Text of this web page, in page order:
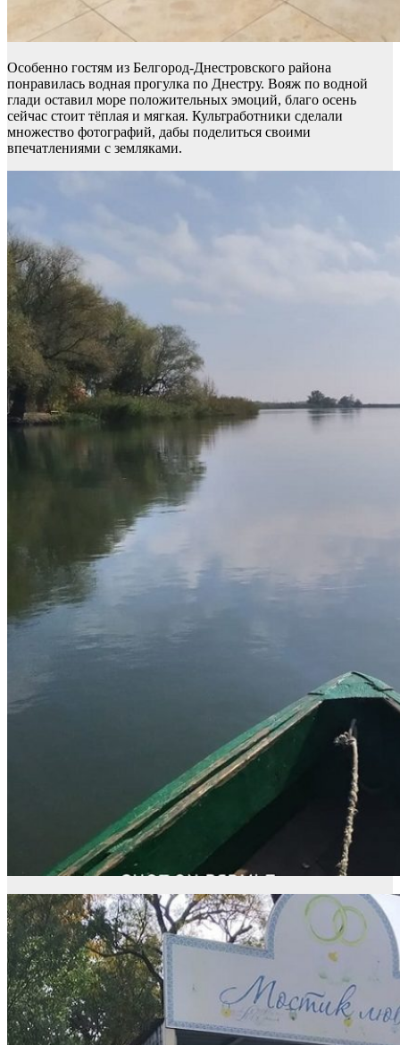
Особенно гостям из Белгород-Днестровского района
понравилась водная прогулка по Днестру. Вояж по водной
глади оставил море положительных эмоций, благо осень
сейчас стоит тёплая и мягкая. Культработники сделали
множество фотографий, дабы поделиться своими
впечатлениями с земляками.